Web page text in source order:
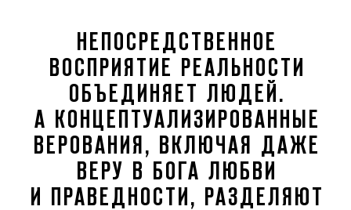
НЕПОСРЕДСТВЕННОЕ
ВОСПРИЯТИЕ РЕАЛЬНОСТИ
ОБЪЕДИНЯЕТ ЛЮДЕЙ.
А КОНЦЕПТУАЛИЗИРОВАННЫЕ
ВЕРОВАНИЯ, ВКЛЮЧАЯ ДАЖЕ
ВЕРУ В БОГА ЛЮБВИ
И ПРАВЕДНОСТИ, РАЗДЕЛЯЮТ